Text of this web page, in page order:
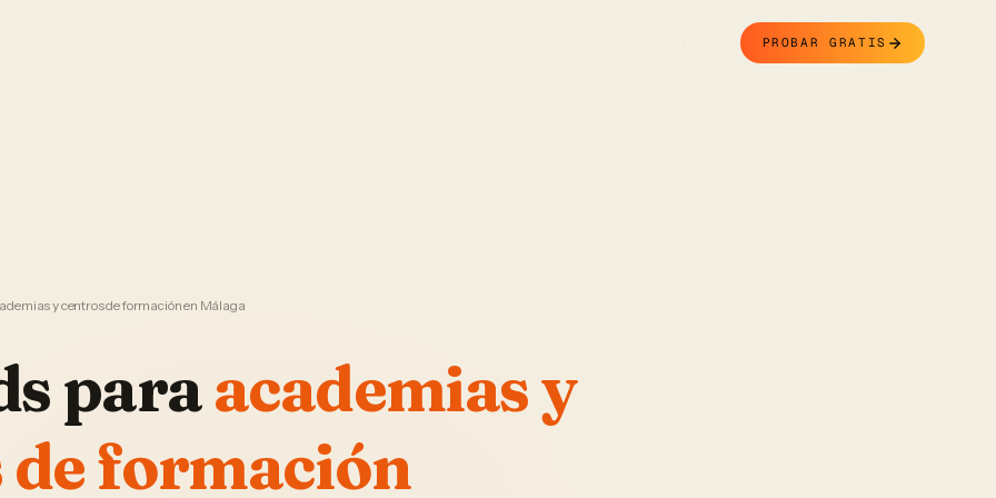
PROBAR GRATIS
y centros de formación en Málaga
paraacademias y
formación